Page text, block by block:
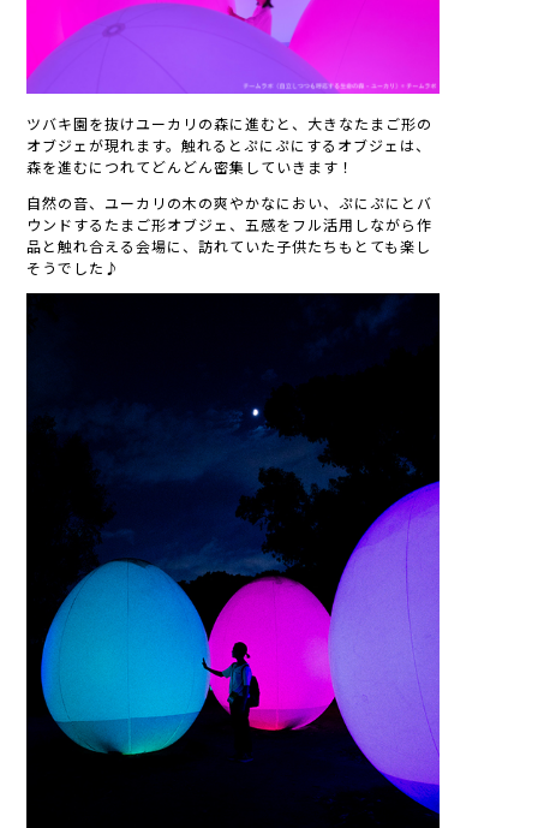
ツバキ園を抜けユーカリの森に進むと、大きなたまご形の
オブジェが現れます。触れるとぷにぷにするオブジェは、
森を進むにつれてどんどん密集していきます！
自然の音、ユーカリの木の爽やかなにおい、ぷにぷにとバ
ウンドするたまご形オブジェ、五感をフル活用しながら作
品と触れ合える会場に、訪れていた子供たちもとても楽し
そうでした♪